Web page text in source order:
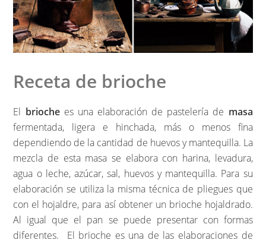
Receta de brioche
El briochees una elaboración de pastelería de masa
fermentada, ligera e hinchada, más o menos fina
dependiendo de la cantidad de huevos y mantequilla. La
mezcla de esta masa se elabora con harina, levadura,
agua o leche, azúcar, sal, huevos y mantequilla. Para su
elaboración se utiliza la misma técnica de pliegues que
con el hojaldre, para así obtener un brioche hojaldrado.
Al igual que el pan se puede presentar con formas
diferentes. El brioche es una de las elaboraciones de